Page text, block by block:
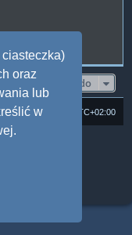
oraz
lub
w
Przejdź do
Strefa czasowa UTC+02:00
© phpBB Limited